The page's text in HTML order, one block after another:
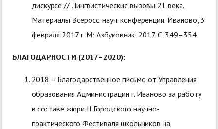
дискурсе // Лингвистические вызовы 21 века.
Материалы Всеросс. науч. конференции. Иваново, 3
февраля 2017 г. М: Азбуковник, 2017. С. 349–354.
БЛАГОДАРНОСТИ (2017–2020):
2018 – Благодарственное письмо от Управления
образования Администрации г. Иваново за работу
в составе жюри II Городского научно-
практического Фестиваля школьников на